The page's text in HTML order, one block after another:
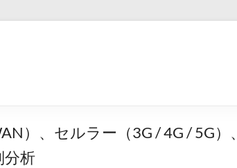
）、セルラー（3G / 4G / 5G）
分析